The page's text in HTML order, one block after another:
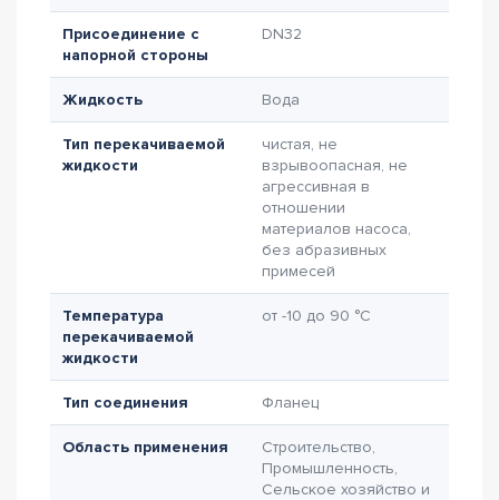
Присоединение с
напорной стороны
DN32
Жидкость Вода
Тип перекачиваемой
жидкости
чистая, не
взрывоопасная, не
агрессивная в
отношении
материалов насоса,
без абразивных
примесей
Температура
перекачиваемой
жидкости
от -10 до 90 °C
Тип соединения Фланец
Область применения
Строительство,
Промышленность,
Сельское хозяйство и